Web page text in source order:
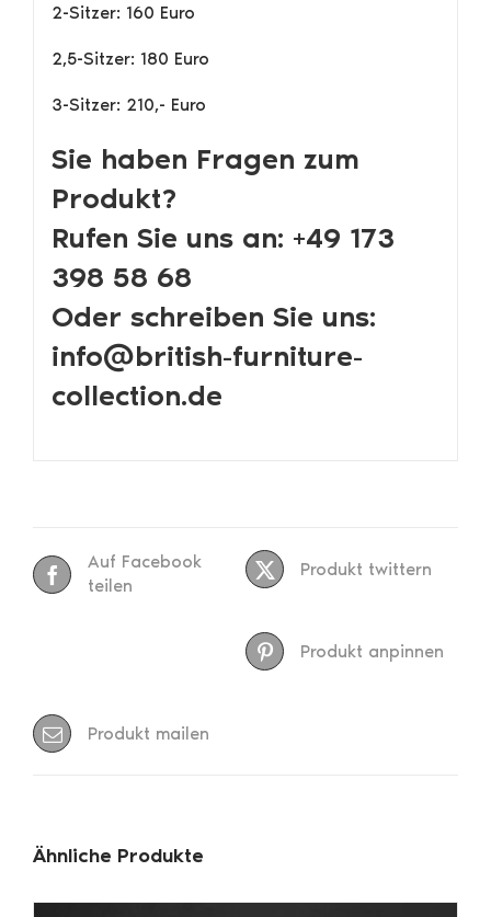
2-Sitzer: 160 Euro
2,5-Sitzer: 180 Euro
3-Sitzer: 210,- Euro
Sie haben Fragen zum
Produkt?
Rufen Sie uns an: +49 173
398 58 68
Oder schreiben Sie uns:
info@british-furniture-
collection.de
Auf Facebook
teilen
Produkt twittern
Produkt anpinnen
Produkt mailen
Ähnliche Produkte